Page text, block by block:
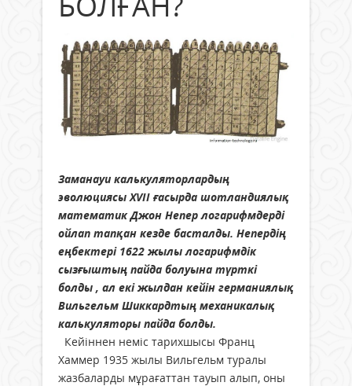
Заманауи калькуляторлардың
эволюциясы XVII ғасырда шотландиялық
математик Джон Непер логарифмдерді
ойлап тапқан кезде басталды. Непердің
еңбектері 1622 жылы логарифмдік
сызғыштың пайда болуына түрткі
болды , ал екі жылдан кейін германиялық
Вильгельм Шиккардтың механикалық
калькуляторы пайда болды.
Кейіннен неміс тарихшысы Франц
Хаммер 1935 жылы Вильгельм туралы
жазбаларды мұрағаттан тауып алып, оны